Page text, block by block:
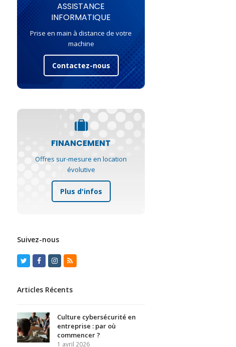
ASSISTANCE
INFORMATIQUE
Prise en main à distance de votre
machine
Contactez-nous
FINANCEMENT
Offres sur-mesure en location
évolutive
Plus d'infos
Suivez-nous
TwitterFacebook
Instagram
RSS
Articles Récents
Culture cybersécurité en
entreprise : par où
commencer ?
1 avril 2026